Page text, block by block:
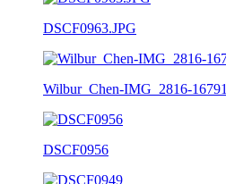
DSCF0963.JPG
Wilbur_Chen-IMG_2816-16791
DSCF0956